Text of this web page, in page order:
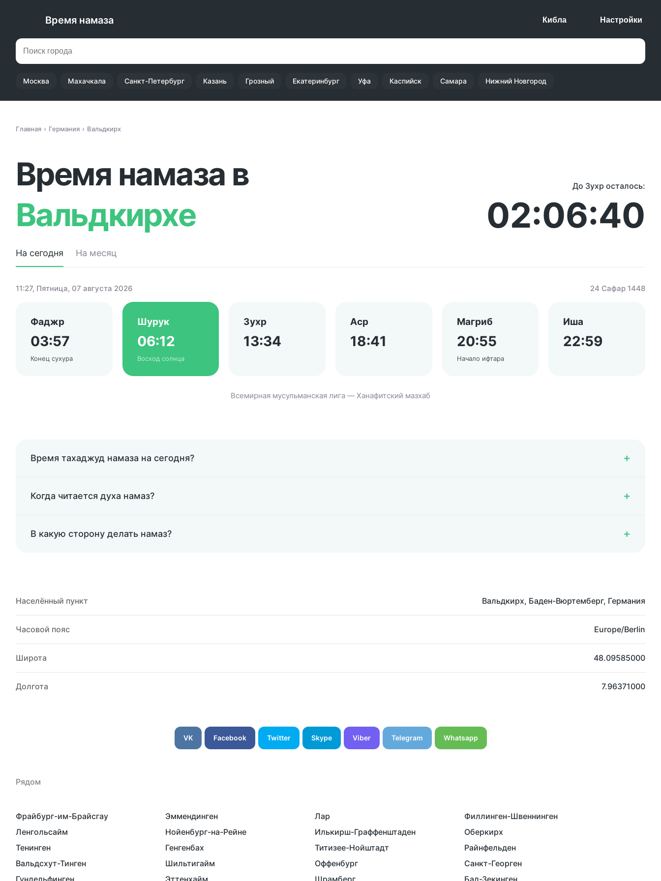
Время намаза Кибла Настройки
Москва Махачкала Санкт-Петербург Казань Грозный Екатеринбург Уфа Каспийск Самара Нижний Новгород
Главная Германия Вальдкирх
Время намаза в
Вальдкирхе
До Зухр осталось:
02:06:40
На сегодня На месяц
11:27, Пятница, 07 августа 2026 24 Сафар 1448
Фаджр
03:57
Конец сухура
Шурук
06:12
Восход солнца
Зухр
13:34
Аср
18:41
Магриб
20:55
Начало ифтара
Иша
22:59
Всемирная мусульманская лига — Ханафитский мазхаб
Время тахаджуд намаза на сегодня?
Когда читается духа намаз?
В какую сторону делать намаз?
Населённый пункт Вальдкирх, Баден-Вюртемберг, Германия
Часовой пояс Europe/Berlin
Широта 48.09585000
Долгота 7.96371000
VK Facebook Twitter Skype Viber Telegram Whatsapp
Рядом
Фрайбург-им-Брайсгау Эммендинген Лар
Филлинген-Швеннинген
Ленгольсайм
Нойенбург-на-Рейне Илькирш-Граффенштаден
Оберкирх
Тенинген
Генгенбах Титизее-Нойштадт
Райнфельден
Вальдсхут-Тинген
Шильтигайм Оффенбург
Санкт-Георген
Гундельфинген
Эттенхайм Шрамберг Бад-Зекинген